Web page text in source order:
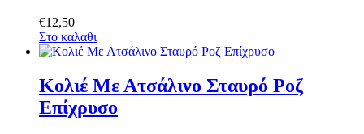
€12,50
Στο καλαθι
Κολιέ Με Ατσάλινο Σταυρό Ροζ
Επίχρυσο